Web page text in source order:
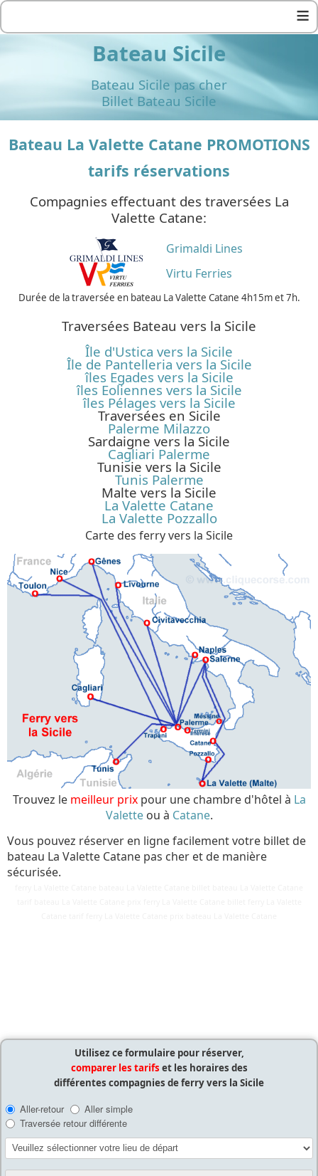
≡
Bateau Sicile
Bateau Sicile pas cher
Billet Bateau Sicile
Bateau La Valette Catane PROMOTIONS
tarifs réservations
Compagnies effectuant des traversées La
Valette Catane:
Grimaldi Lines
Virtu Ferries
Durée de la traversée en bateau La Valette Catane 4h15m et 7h.
Traversées Bateau vers la Sicile
Île d'Ustica vers la Sicile
Île de Pantelleria vers la Sicile
îles Egades vers la Sicile
îles Eoliennes vers la Sicile
îles Pélages vers la Sicile
Traversées en Sicile
Palerme Milazzo
Sardaigne vers la Sicile
Cagliari Palerme
Tunisie vers la Sicile
Tunis Palerme
Malte vers la Sicile
La Valette Catane
La Valette Pozzallo
Carte des ferry vers la Sicile
Trouvez le meilleur prixpour une chambre d'hôtel à La
Valetteou à Catane.
Vous pouvez réserver en ligne facilement votre billet de
bateau La Valette Catane pas cher et de manière
sécurisée.
Utilisez ce formulaire pour réserver,
comparer les tarifs et les horaires des
différentes compagnies de ferry vers la Sicile